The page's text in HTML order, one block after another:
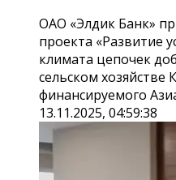
ОАО «Элдик Банк»
проекта «Развитие
климата цепочек
сельском хозяйстве
финансируемого
13.11.2025, 04:59:38